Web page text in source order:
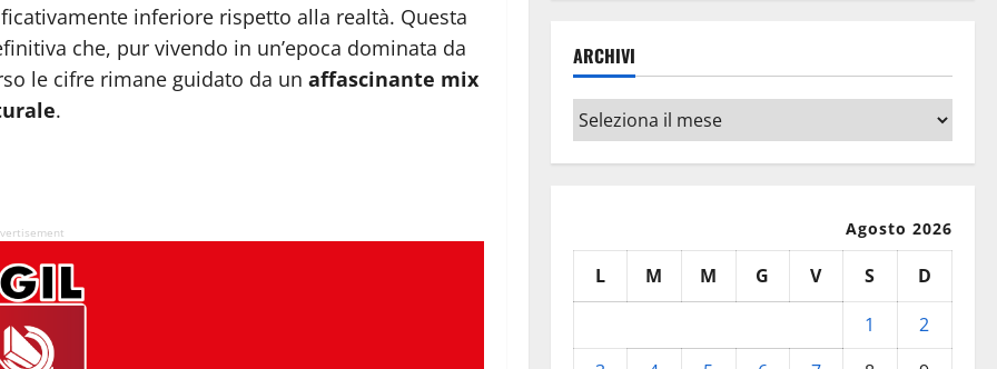
inferiore rispetto alla realtà. Questa
che, pur vivendo in un’epoca dominata da
le cifre rimane guidato da un affascinante mix
.
ARCHIVI
Archivi
Agosto 2026
L M M G V S
D
1
2